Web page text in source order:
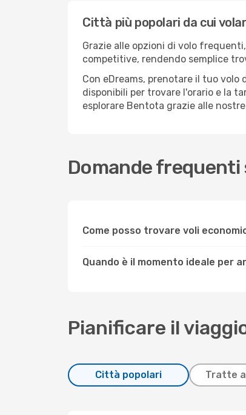
Città più popolari da cui
Grazie alle opzioni di volo
competitive, rendendo semplice
Con eDreams, prenotare il tuo
disponibili per trovare l'orario e la
esplorare Bentota grazie alle
Domande
Come posso trovare voli
Quando è il momento ideale per
Pianificare il
Città popolari Tratte